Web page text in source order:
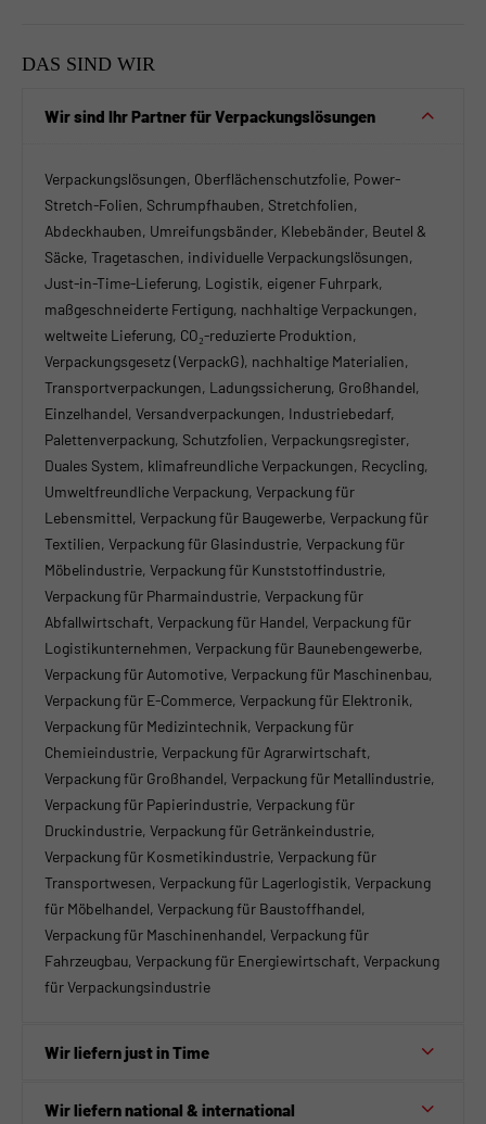
DAS SIND WIR
Wir sind Ihr Partner für Verpackungslösungen
Verpackungslösungen, Oberflächenschutzfolie, Power-
Stretch-Folien, Schrumpfhauben, Stretchfolien,
Abdeckhauben, Umreifungsbänder, Klebebänder, Beutel &
Säcke, Tragetaschen, individuelle Verpackungslösungen,
Just-in-Time-Lieferung, Logistik, eigener Fuhrpark,
maßgeschneiderte Fertigung, nachhaltige Verpackungen,
weltweite Lieferung, CO₂-reduzierte Produktion,
Verpackungsgesetz (VerpackG), nachhaltige Materialien,
Transportverpackungen, Ladungssicherung, Großhandel,
Einzelhandel, Versandverpackungen, Industriebedarf,
Palettenverpackung, Schutzfolien, Verpackungsregister,
Duales System, klimafreundliche Verpackungen, Recycling,
Umweltfreundliche Verpackung, Verpackung für
Lebensmittel, Verpackung für Baugewerbe, Verpackung für
Textilien, Verpackung für Glasindustrie, Verpackung für
Möbelindustrie, Verpackung für Kunststoffindustrie,
Verpackung für Pharmaindustrie, Verpackung für
Abfallwirtschaft, Verpackung für Handel, Verpackung für
Logistikunternehmen, Verpackung für Baunebengewerbe,
Verpackung für Automotive, Verpackung für Maschinenbau,
Verpackung für E-Commerce, Verpackung für Elektronik,
Verpackung für Medizintechnik, Verpackung für
Chemieindustrie, Verpackung für Agrarwirtschaft,
Verpackung für Großhandel, Verpackung für Metallindustrie,
Verpackung für Papierindustrie, Verpackung für
Druckindustrie, Verpackung für Getränkeindustrie,
Verpackung für Kosmetikindustrie, Verpackung für
Transportwesen, Verpackung für Lagerlogistik, Verpackung
für Möbelhandel, Verpackung für Baustoffhandel,
Verpackung für Maschinenhandel, Verpackung für
Fahrzeugbau, Verpackung für Energiewirtschaft, Verpackung
für Verpackungsindustrie
Wir liefern just in Time
Wir liefern national & international